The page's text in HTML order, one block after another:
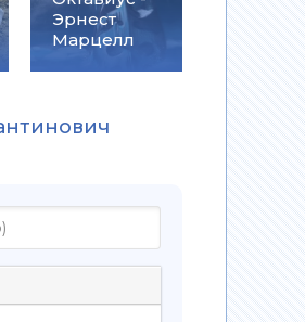
Эрнест
Марцелл